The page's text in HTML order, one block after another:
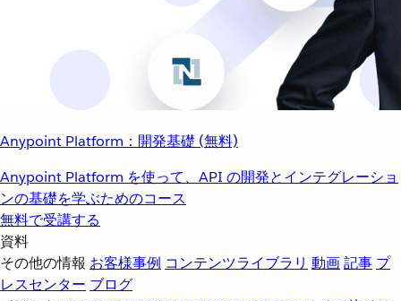
Anypoint Platform：開発基礎 (無料)
Anypoint Platform を使って、API の開発とインテグレーショ
ンの基礎を学ぶためのコース
無料で受講する
資料
その他の情報 お客様事例 コンテンツライブラリ 動画記事 プ
レスセンター ブログ